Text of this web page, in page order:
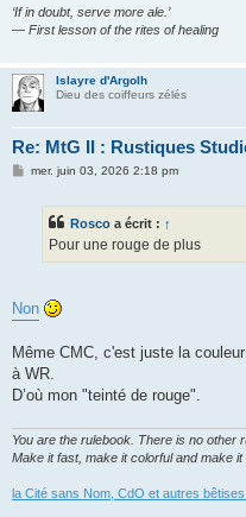
‘If in doubt, serve more ale.’
— First lesson of the rites of healing
Islayre d'Argolh
Dieu des coiffeurs zélés
Re: MtG II : Rustiques
Mmer. juin 03, 2026 2:18 pm
Rosco a écrit : ↑
Pour une rouge de plus
Non
Même CMC, c'est juste la
à WR.
D’où mon "teinté de rouge".
You are the rulebook. There is no other
Make it fast, make it colorful and make
la Cité sans Nom, CdO et autres